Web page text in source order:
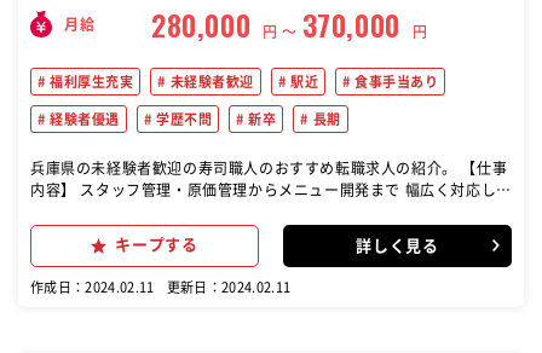
月給 280,000 円 〜 370,000 円
福利厚生充実 未経験者歓迎 駅近 食事手当あり
経験者優遇 学歴不問 新卒 長期
兵庫県の未経験者歓迎の寿司職人のおすすめ転職求人の紹介。 【仕事
内容】 スタッフ管理・原価管理からメニュー開発まで 幅広く対応して
キープする 詳しく見る
作成日：2024.02.11 更新日：2024.02.11